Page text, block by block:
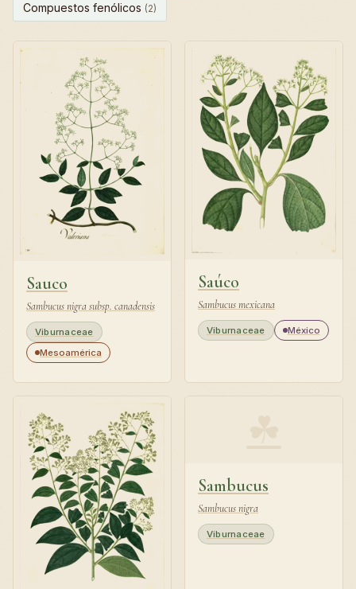
Compuestos fenólicos (2)
Sauco
Sambucus nigra subsp. canadensis
Viburnaceae
Mesoamérica
Saúco
Sambucus mexicana
Viburnaceae México
Sambucus
Sambucus nigra
Viburnaceae